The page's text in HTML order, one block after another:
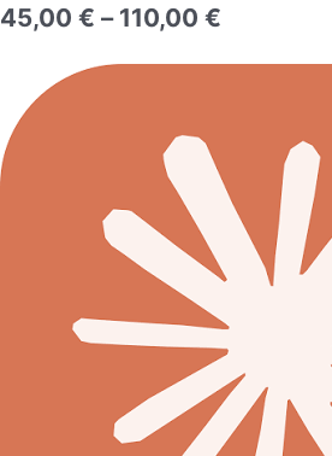
45,00 € – 110,00 €